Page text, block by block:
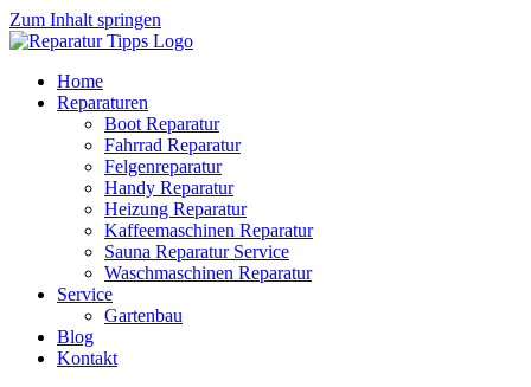
Zum Inhalt springen
Home
Reparaturen
Boot Reparatur
Fahrrad Reparatur
Felgenreparatur
Handy Reparatur
Heizung Reparatur
Kaffeemaschinen Reparatur
Sauna Reparatur Service
Waschmaschinen Reparatur
Service
Gartenbau
Blog
Kontakt